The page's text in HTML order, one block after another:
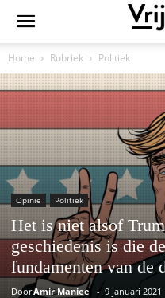
Home Rubriek Politiek
Opinie Politiek
Het is niet alsof
geschiedenis is die
fundamenten van de
DoorAmir Maniee - 9 januari 2021